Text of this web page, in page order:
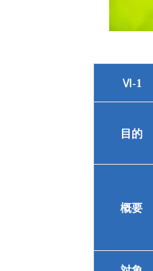
Ⅵ-1
目的
概要